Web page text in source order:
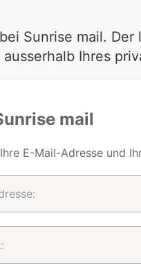
Sunrise mail.
Ihres
mail
E-Mail-Adresse und